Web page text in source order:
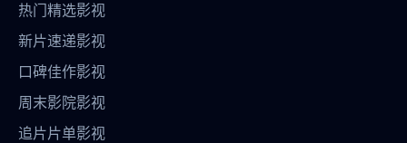
热门精选影视
新片速递影视
口碑佳作影视
周末影院影视
追片片单影视